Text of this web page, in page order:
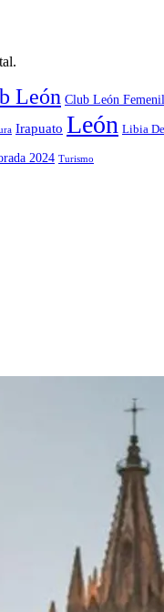
León Club León Femenil
Irapuato León Libia
2024 Turismo